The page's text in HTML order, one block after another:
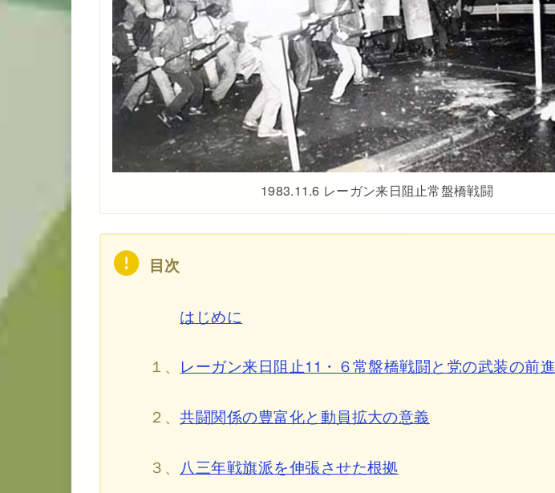
1983.11.6 レーガン来日阻止常盤橋戦闘
目次
はじめに
１、 レーガン来日阻止11・６常盤橋戦闘と党の武装の前進
２、共闘関係の豊富化と動員拡大の意義
３、 八三年戦旗派を伸張させた根拠